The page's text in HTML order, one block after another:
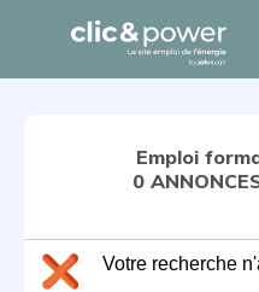
Emploi
0
Votre recherche